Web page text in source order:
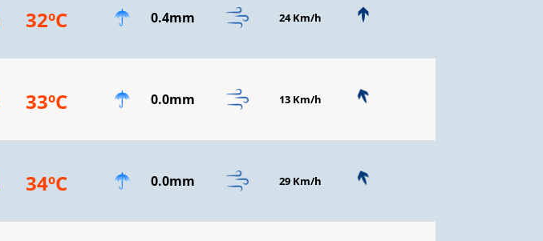
32ºC 0.4mm 24 Km/h
33ºC 0.0mm 13 Km/h
34ºC 0.0mm 29 Km/h